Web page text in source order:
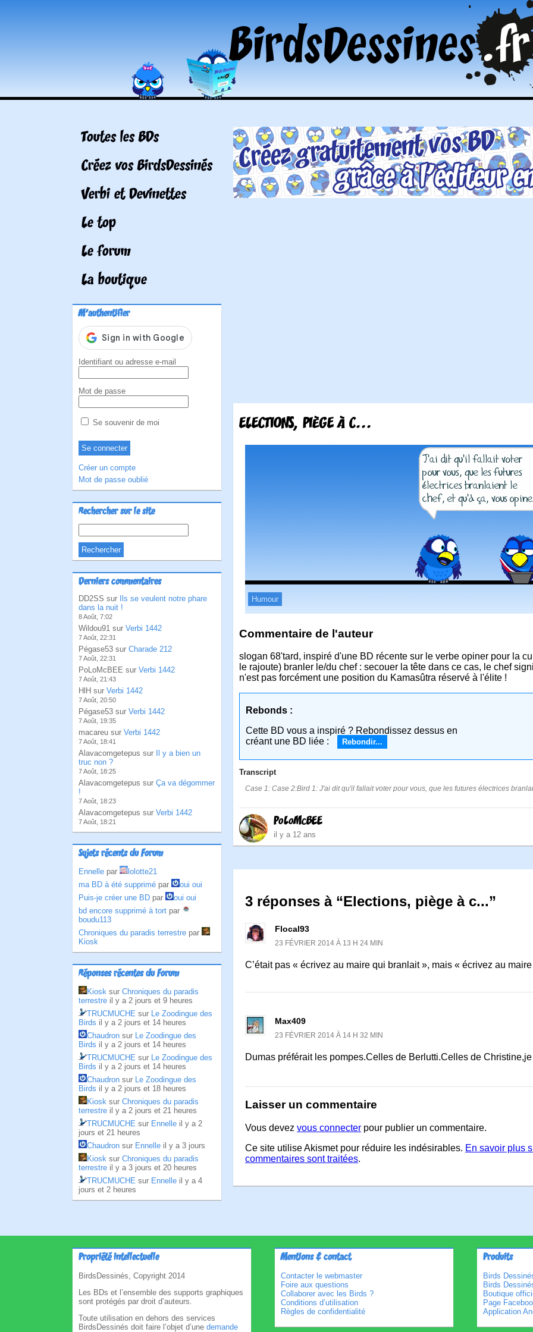
Toutes les BDs
Créez vos BirdsDessinés
Verbi et Devinettes
Le top
Le forum
La boutique
M'authentifier
Identifiant ou adresse e-mail
Mot de passe
Se souvenir de moi
Créer un compte
Mot de passe oublié
Rechercher sur le site
Derniers commentaires
DD2SS sur
Ils se veulent notre phare
dans la nuit !
8 Août, 7:02
Wildou91 sur Verbi 1442
7 Août, 22:31
Pégase53 sur Charade 212
7 Août, 22:31
PoLoMcBEE sur Verbi 1442
7 Août, 21:43
HlH sur Verbi 1442
7 Août, 20:50
Pégase53 sur Verbi 1442
7 Août, 19:35
macareu sur Verbi 1442
7 Août, 18:41
Alavacomgetepus sur
Il y a bien un
truc non ?
7 Août, 18:25
Alavacomgetepus sur Ça va dégommer
!
7 Août, 18:23
Alavacomgetepus sur Verbi 1442
7 Août, 18:21
Sujets récents du Forum
Ennelle par
lolotte21
ma BD à été supprimé par
oui oui
Puis-je créer une BD par
oui oui
bd encore supprimé à tort par
boudu113
Chroniques du paradis terrestre par
Kiosk
Réponses récentes du Forum
Kiosk sur Chroniques du paradis
terrestre il y a 2 jours et 9 heures
TRUCMUCHE sur Le Zoodingue des
Birds il y a 2 jours et 14 heures
Chaudron sur Le Zoodingue des
Birds il y a 2 jours et 14 heures
TRUCMUCHE sur Le Zoodingue des
Birds il y a 2 jours et 14 heures
Chaudron sur Le Zoodingue des
Birds il y a 2 jours et 18 heures
Kiosk sur Chroniques du paradis
terrestre il y a 2 jours et 21 heures
TRUCMUCHE sur Ennelle il y a 2
jours et 21 heures
Chaudron sur Ennelle il y a 3 jours
Kiosk sur Chroniques du paradis
terrestre il y a 3 jours et 20 heures
TRUCMUCHE sur Ennelle il y a 4
jours et 2 heures
ELECTIONS, PIÈGE À C...
Humour
Commentaire de l'auteur
slogan 68'tard, inspiré d'une BD récente sur le verbe opiner pour la
le rajoute) branler le/du chef : secouer la tête dans ce cas, le chef
n'est pas forcément une position du Kamasûtra réservé à l'élite !
Rebonds :
Cette BD vous a inspiré ? Rebondissez dessus en
créant une BD liée :
Rebondir...
Transcript
Case 1: Case 2:Bird 1: J'ai dit qu'il fallait voter pour vous, que les futures électrices
PoLoMcBEE
il y a 12 ans
3 réponses à “Elections, piège à c...”
Flocal93
23 FÉVRIER 2014 À 13 H 24 MIN
C’était pas « écrivez au maire qui branlait », mais « écrivez au
Max409
23 FÉVRIER 2014 À 14 H 32 MIN
Dumas préférait les pompes.Celles de Berlutti.Celles de
Laisser un commentaire
Vous devez vous connecter pour publier un commentaire.
Ce site utilise Akismet pour réduire les indésirables. En savoir plus
commentaires sont traitées.
Propriété intellectuelle
BirdsDessinés, Copyright 2014
Les BDs et l’ensemble des supports graphiques
sont protégés par droit d’auteurs.
Toute utilisation en dehors des services
BirdsDessinés doit faire l’objet d’une demande
Mentions & contact
Contacter le webmaster
Foire aux questions
Collaborer avec les Birds ?
Conditions d’utilisation
Règles de confidentialité
Produits
Birds
Birds
Boutique
Page
Application